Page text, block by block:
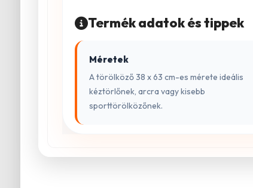
Termék adatok és tippek
Méretek
A törölköző 38 x 63 cm-es mérete ideális
kéztörlőnek, arcra vagy kisebb
sporttörölközőnek.